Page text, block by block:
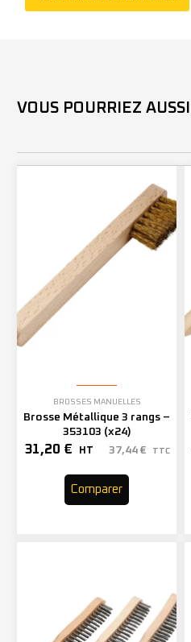
VOUS POURRIEZ
BROSSES MANUELLES
Brosse Métallique 3 rangs –
353103 (x24)
31,20 € HT 37,44 € TTC
Comparer